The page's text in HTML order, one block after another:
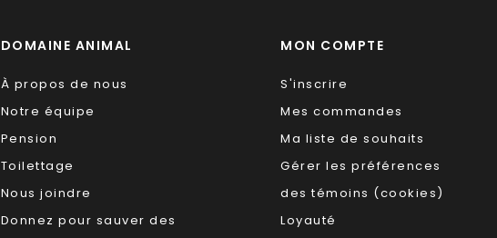
DOMAINE ANIMAL
À propos de nous
Notre équipe
Pension
Toilettage
Nous joindre
Donnez pour sauver des
MON COMPTE
S'inscrire
Mes commandes
Ma liste de souhaits
Gérer les préférences
des témoins (cookies)
Loyauté